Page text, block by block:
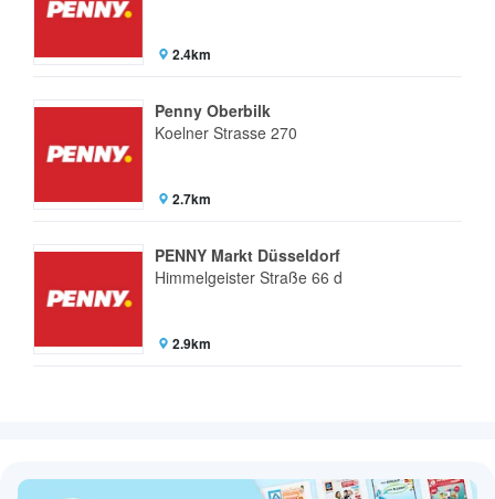
2.4km
Penny Oberbilk
Koelner Strasse 270
2.7km
PENNY Markt Düsseldorf
Himmelgeister Straße 66 d
2.9km